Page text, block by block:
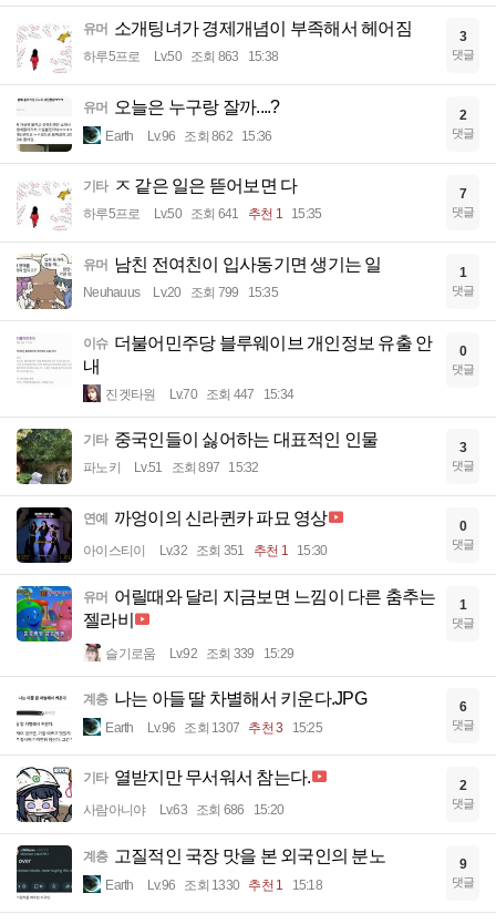
유머 소개팅녀가 경제개념이 부족해서 헤어짐
하루5프로 Lv.50 조회 863 15:38
3
댓글
유머 오늘은 누구랑 잘까....?
Earth Lv.96 조회 862 15:36
2
댓글
기타 ㅈ 같은 일은 뜯어보면 다
하루5프로 Lv.50 조회 641 추천 1 15:35
7
댓글
유머 남친 전여친이 입사동기면 생기는 일
Neuhauus Lv.20 조회 799 15:35
1
댓글
이슈 더불어민주당 블루웨이브 개인정보 유출 안
내
진겟타원 Lv.70 조회 447 15:34
0
댓글
기타 중국인들이 싫어하는 대표적인 인물
파노키 Lv.51 조회 897 15:32
3
댓글
연예 까엉이의 신라퀸카 파묘 영상
아이스티이 Lv.32 조회 351 추천 1 15:30
0
댓글
유머 어릴때와 달리 지금보면 느낌이 다른 춤추는
젤라비
슬기로움 Lv.92 조회 339 15:29
1
댓글
계층 나는 아들 딸 차별해서 키운다.JPG
Earth Lv.96 조회 1307 추천 3 15:25
6
댓글
기타 열받지만 무서워서 참는다.
사람아니야 Lv.63 조회 686 15:20
2
댓글
계층 고질적인 국장 맛을 본 외국인의 분노
Earth Lv.96 조회 1330 추천 1 15:18
9
댓글